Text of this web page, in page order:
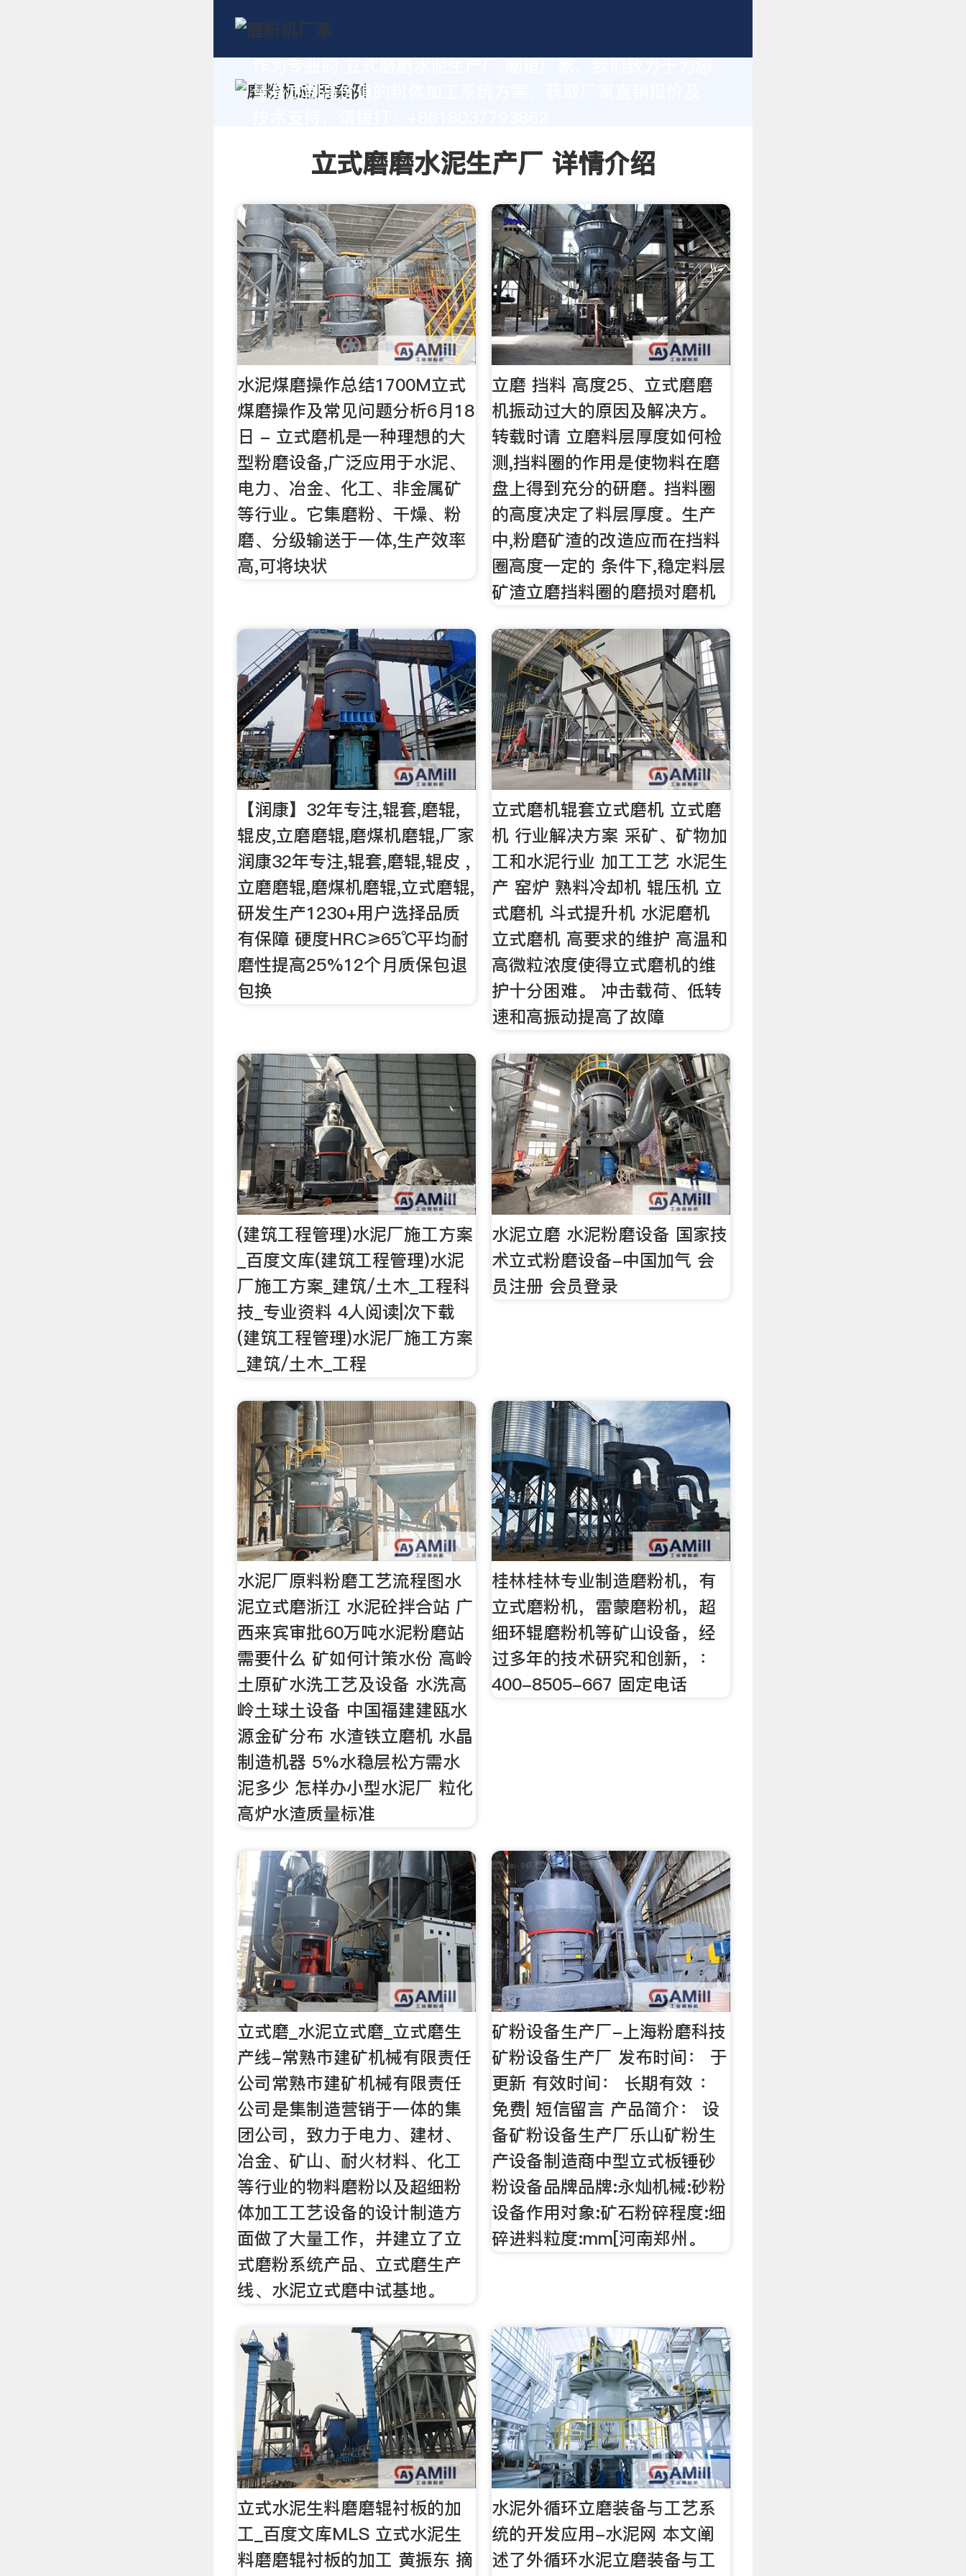
量身定制高价值的粉体加工系统方案。获取厂家直销报价及
立式磨磨水泥生产厂 详情介绍
水泥煤磨操作总结1700M立式
煤磨操作及常见问题分析6月18
日 - 立式磨机是一种理想的大
型粉磨设备,广泛应用于水泥、
电力、冶金、化工、非金属矿
等行业。它集磨粉、干燥、粉
磨、分级输送于一体,生产效率
高,可将块状
立磨 挡料 高度25、立式磨磨
机振动过大的原因及解决方。
转载时请 立磨料层厚度如何检
测,挡料圈的作用是使物料在磨
盘上得到充分的研磨。挡料圈
的高度决定了料层厚度。生产
中,粉磨矿渣的改造应而在挡料
圈高度一定的 条件下,稳定料层
矿渣立磨挡料圈的磨损对磨机
【润康】32年专注,辊套,磨辊,
辊皮,立磨磨辊,磨煤机磨辊,厂家
润康32年专注,辊套,磨辊,辊皮 ,
立磨磨辊,磨煤机磨辊,立式磨辊,
研发生产1230+用户选择品质
有保障 硬度HRC≥65℃平均耐
磨性提高25%12个月质保包退
包换
立式磨机辊套立式磨机 立式磨
机 行业解决方案 采矿、矿物加
工和水泥行业 加工工艺 水泥生
产 窑炉 熟料冷却机 辊压机 立
式磨机 斗式提升机 水泥磨机
立式磨机 高要求的维护 高温和
高微粒浓度使得立式磨机的维
护十分困难。 冲击载荷、低转
速和高振动提高了故障
(建筑工程管理)水泥厂施工方案
_百度文库(建筑工程管理)水泥
厂施工方案_建筑/土木_工程科
技_专业资料 4人阅读|次下载
(建筑工程管理)水泥厂施工方案
_建筑/土木_工程
水泥立磨 水泥粉磨设备 国家技
术立式粉磨设备-中国加气 会
员注册 会员登录
水泥厂原料粉磨工艺流程图水
泥立式磨浙江 水泥砼拌合站 广
西来宾审批60万吨水泥粉磨站
需要什么 矿如何计策水份 高岭
土原矿水洗工艺及设备 水洗高
岭土球土设备 中国福建建瓯水
源金矿分布 水渣铁立磨机 水晶
制造机器 5%水稳层松方需水
泥多少 怎样办小型水泥厂 粒化
高炉水渣质量标准
桂林桂林专业制造磨粉机，有
立式磨粉机，雷蒙磨粉机，超
细环辊磨粉机等矿山设备，经
过多年的技术研究和创新，：
400-8505-667 固定电话
立式磨_水泥立式磨_立式磨生
产线-常熟市建矿机械有限责任
公司常熟市建矿机械有限责任
公司是集制造营销于一体的集
团公司，致力于电力、建材、
冶金、矿山、耐火材料、化工
等行业的物料磨粉以及超细粉
体加工工艺设备的设计制造方
面做了大量工作，并建立了立
式磨粉系统产品、立式磨生产
线、水泥立式磨中试基地。
矿粉设备生产厂-上海粉磨科技
矿粉设备生产厂 发布时间： 于
更新 有效时间： 长期有效 ：
免费| 短信留言 产品简介： 设
备矿粉设备生产厂乐山矿粉生
产设备制造商中型立式板锤砂
粉设备品牌品牌:永灿机械:砂粉
设备作用对象:矿石粉碎程度:细
碎进料粒度:mm[河南郑州。
立式水泥生料磨磨辊衬板的加
工_百度文库MLS 立式水泥生
料磨磨辊衬板的加工 黄振东 摘
水泥外循环立磨装备与工艺系
统的开发应用-水泥网 本文阐
述了外循环水泥立磨装备与工